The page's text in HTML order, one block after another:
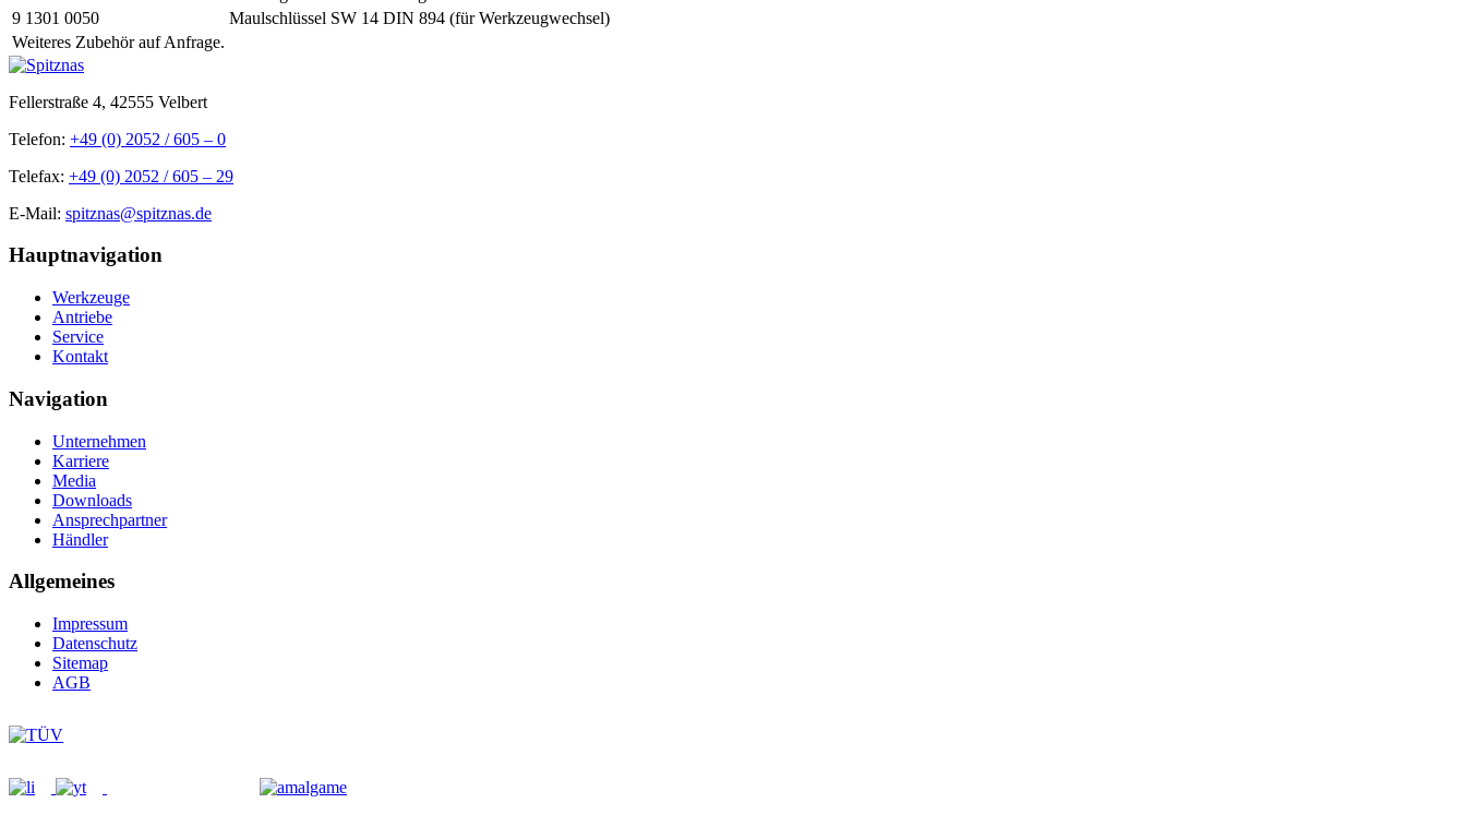
9 1301 0050
Maulschlüssel SW 14 DIN 894 (für Werkzeugwechsel)
Weiteres Zubehör auf Anfrage.
Fellerstraße 4, 42555 Velbert
Telefon: +49 (0) 2052 / 605 – 0
Telefax: +49 (0) 2052 / 605 – 29
E-Mail: spitznas@spitznas.de
Hauptnavigation
Werkzeuge
Antriebe
Service
Kontakt
Navigation
Unternehmen
Karriere
Media
Downloads
Ansprechpartner
Händler
Allgemeines
Impressum
Datenschutz
Sitemap
AGB